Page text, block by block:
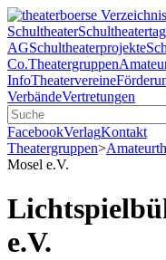
Schultheater
AGSchultheaterprojekte
Co.Theatergruppen
InfoTheatervereine
VerbändeVertretungen
FacebookVerlagKontakt
Theatergruppen>
Mosel e.V.
e.V.